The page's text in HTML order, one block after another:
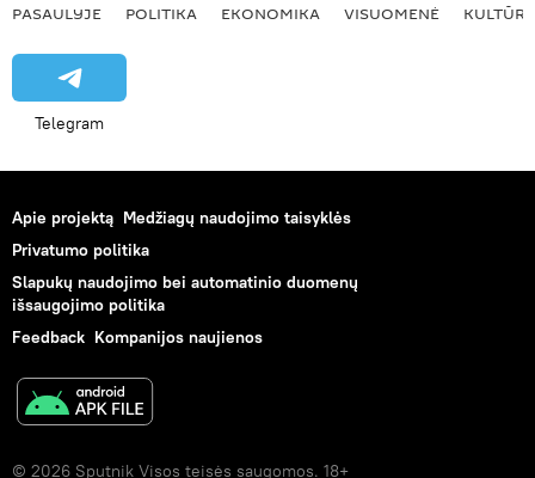
PASAULYJE POLITIKA EKONOMIKA VISUOMENĖ KULTŪRA
Telegram
Apie projektą Medžiagų naudojimo taisyklės
Privatumo politika
Slapukų naudojimo bei automatinio duomenų
išsaugojimo politika
Feedback Kompanijos naujienos
© 2026 Sputnik Visos teisės saugomos. 18+